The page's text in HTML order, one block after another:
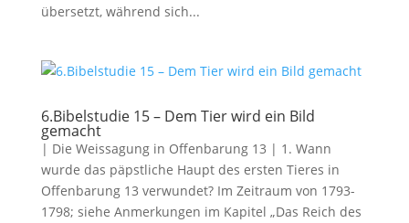
übersetzt, während sich...
6.Bibelstudie 15 – Dem Tier wird ein Bild
gemacht
| Die Weissagung in Offenbarung 13 | 1. Wann
wurde das päpstliche Haupt des ersten Tieres in
Offenbarung 13 verwundet? Im Zeitraum von 1793-
1798; siehe Anmerkungen im Kapitel „Das Reich des